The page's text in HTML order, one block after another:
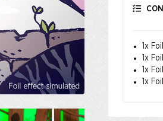
1x
1x
1x
1x